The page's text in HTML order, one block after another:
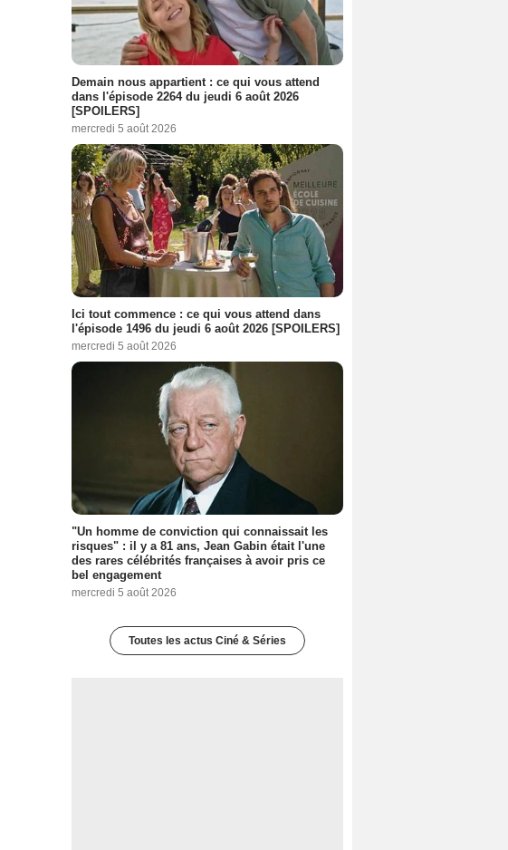
Demain nous appartient : ce qui vous attend
dans l'épisode 2264 du jeudi 6 août 2026
[SPOILERS]
mercredi 5 août 2026
Ici tout commence : ce qui vous attend dans
l'épisode 1496 du jeudi 6 août 2026 [SPOILERS]
mercredi 5 août 2026
"Un homme de conviction qui connaissait les
risques" : il y a 81 ans, Jean Gabin était l'une
des rares célébrités françaises à avoir pris ce
bel engagement
mercredi 5 août 2026
Toutes les actus Ciné & Séries